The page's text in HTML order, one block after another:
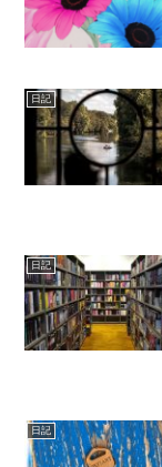
日記
日記
日記